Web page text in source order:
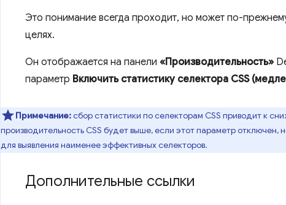
Это понимание всегда проходит, но может по-
целях.
Он отображается на панели «Производительность»
параметр Включить статистику селектора CSS
Примечание:сбор статистики по селекторам CSS приводит к
производительность CSS будет выше, если этот параметр
для выявления наименее эффективных селекторов.
Дополнительные ссылки